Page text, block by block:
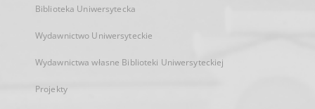
Biblioteka Uniwersytecka
Wydawnictwo Uniwersyteckie
Wydawnictwa własne Biblioteki Uniwersyteckiej
Projekty